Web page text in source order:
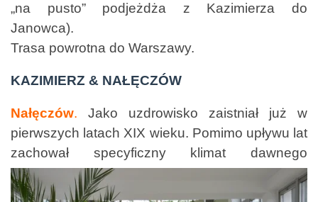
„na pusto” podjeżdża z Kazimierza do
Janowca).
Trasa powrotna do Warszawy.
KAZIMIERZ & NAŁĘCZÓW
Nałęczów. Jako uzdrowisko zaistniał już w
pierwszych latach XIX wieku. Pomimo upływu lat
zachował specyficzny klimat dawnego